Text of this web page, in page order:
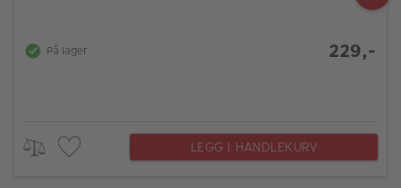
På lager 229,-
LEGG I HANDLEKURV